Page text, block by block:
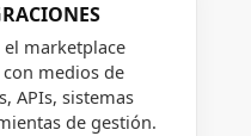
el marketplace
medios de
APIs, sistemas
de gestión.